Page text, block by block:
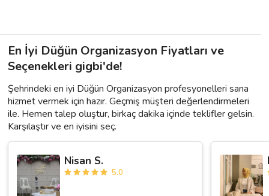
En İyi Düğün Organizasyon Fiyatları ve
Seçenekleri gigbi'de!
Şehrindeki en iyi Düğün Organizasyon profesyonelleri sana
hizmet vermek için hazır. Geçmiş müşteri değerlendirmeleri
ile. Hemen talep oluştur, birkaç dakika içinde teklifler gelsin.
Karşılaştır ve en iyisini seç.
Nisan S.
5.0